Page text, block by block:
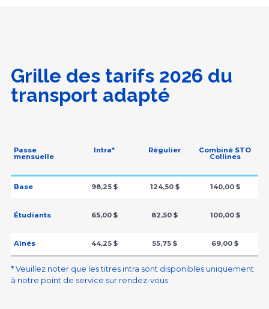
Grille des tarifs 2026 du
transport adapté
Passe
mensuelle
Intra* Régulier Combiné STO
Collines
Base 98,25 $ 124,50 $ 140,00 $
Étudiants 65,00 $ 82,50 $ 100,00 $
Aînés 44,25 $ 55,75 $ 69,00 $
* Veuillez noter que les titres intra sont disponibles uniquement
à notre point de service sur rendez-vous.